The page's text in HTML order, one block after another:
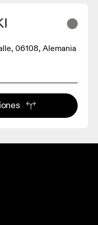
06108, Alemania